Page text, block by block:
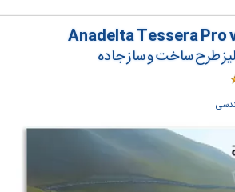
طرح ساخت و ساز جاده